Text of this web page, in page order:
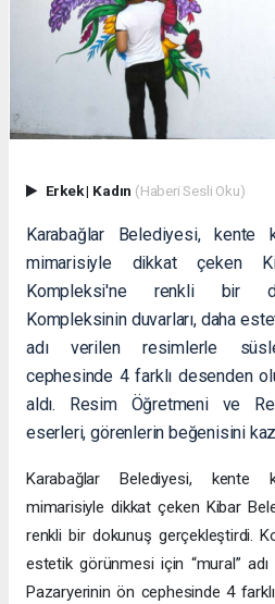
Erkek| Kadın (Haberi Sesli Oku)
Karabağlar Belediyesi, kente
mimarisiyle dikkat çeken
Kompleksi'ne renkli bir
Kompleksinin duvarları, daha
adı verilen resimlerle
cephesinde 4 farklı desenden
aldı. Resim Öğretmeni ve
eserleri, görenlerin beğenisini
Karabağlar Belediyesi, kente
mimarisiyle dikkat çeken Kibar
renkli bir dokunuş gerçekleştirdi.
estetik görünmesi için “mural”
Pazaryerinin ön cephesinde 4